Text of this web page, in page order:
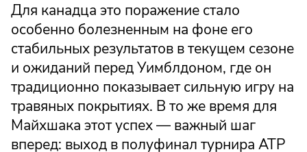
Для канадца это поражение стало
особенно болезненным на фоне его
стабильных результатов в текущем сезоне
и ожиданий перед Уимблдоном, где он
традиционно показывает сильную игру на
травяных покрытиях. В то же время для
Майхшака этот успех — важный шаг
вперед: выход в полуфинал турнира ATP